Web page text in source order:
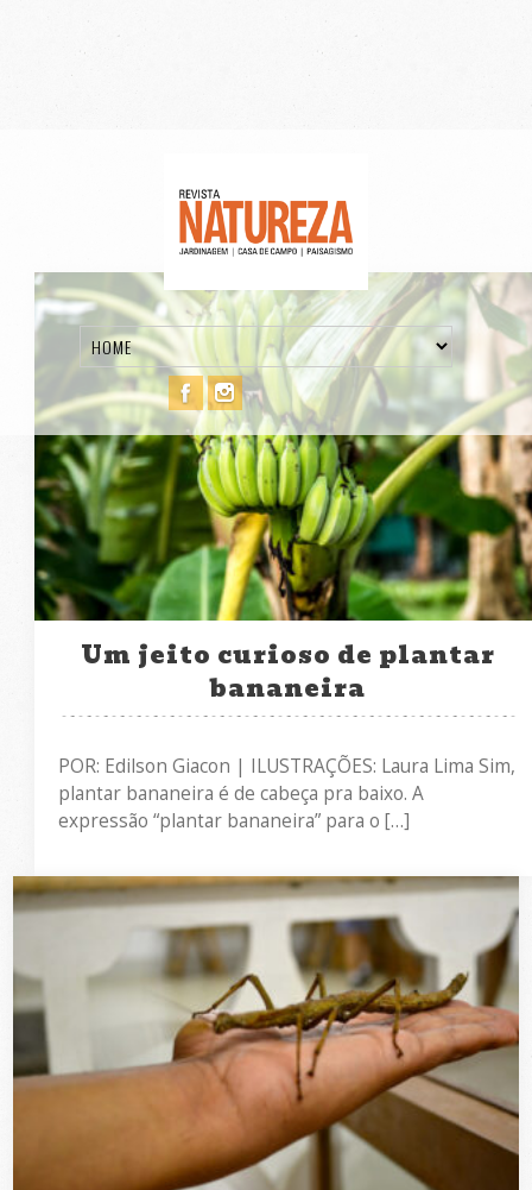
Um jeito curioso de plantar
bananeira
POR: Edilson Giacon | ILUSTRAÇÕES: Laura Lima Sim,
plantar bananeira é de cabeça pra baixo. A
expressão “plantar bananeira” para o […]